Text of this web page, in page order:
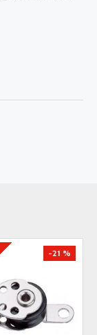
-21 %